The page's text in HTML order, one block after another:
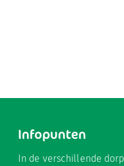
Infopunten
In de verschillende